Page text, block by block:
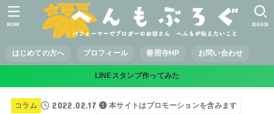
はじめての方へ プロフィール 善照寺HP お問い合わせ
SEARCH
MENU
LINEスタンプ作ってみた
コラム 2022.02.17 本サイトはプロモーションを含みます